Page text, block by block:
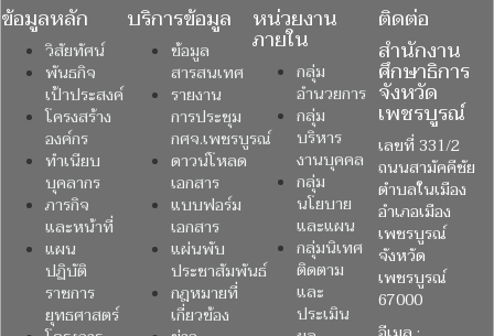
ข้อมูลหลัก
วิสัยทัศน์
พันธกิจ
เป้าประสงค์
โครงสร้าง
องค์กร
ทำเนียบ
บุคลากร
ภารกิจ
และหน้าที่
แผน
ปฏิบัติ
ราชการ
ยุทธศาสตร์
บริการข้อมูล
ข้อมูล
สารสนเทศ
รายงาน
การประชุม
กศจ.เพชรบูรณ์
ดาวน์โหลด
เอกสาร
แบบฟอร์ม
เอกสาร
แผ่นพับ
ประชาสัมพันธ์
กฎหมายที่
เกี่ยวข้อง
หน่วยงาน
ภายใน
กลุ่ม
อำนวยการ
กลุ่ม
บริหาร
งานบุคคล
กลุ่ม
นโยบาย
และแผน
กลุ่มนิเทศ
ติดตาม
และ
ประเมิน
ติดต่อ
สำนักงาน
ศึกษาธิการ
จังหวัด
เพชรบูรณ์
เลขที่ 331/2
ถนนสามัคคีชัย
ตำบลในเมือง
อำเภอเมือง
เพชรบูรณ์
จังหวัด
เพชรบูรณ์
67000